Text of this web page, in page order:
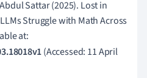
Sattar (2025). Lost in
Struggle with Math Across
at:
(Accessed: 11 April